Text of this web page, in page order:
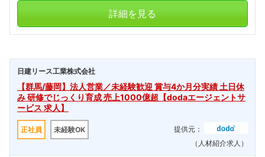
詳細を見る
日建リース工業株式会社
【群馬/藤岡】法人営業／未経験歓迎 賞与4か月分実績 土日休
み 研修でじっくり育成 売上1000億超【dodaエージェントサ
ービス 求人】
正社員 未経験OK
提供元：
（人材紹介求人）